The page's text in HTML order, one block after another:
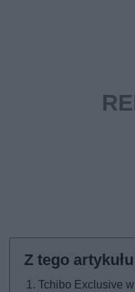
Tchibo Exclusive